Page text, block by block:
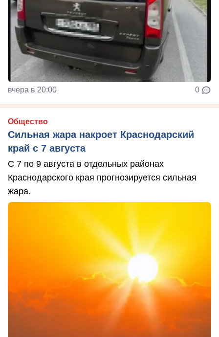
вчера в 20:00 0
Общество
Сильная жара накроет Краснодарский
край с 7 августа
С 7 по 9 августа в отдельных районах
Краснодарского края прогнозируется сильная
жара.